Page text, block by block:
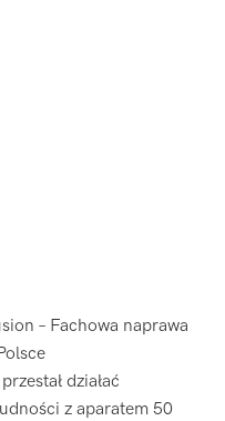
– Fachowa naprawa
przestał działać
z aparatem 50